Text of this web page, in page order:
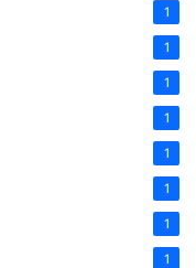
1
1
1
1
1
1
1
1